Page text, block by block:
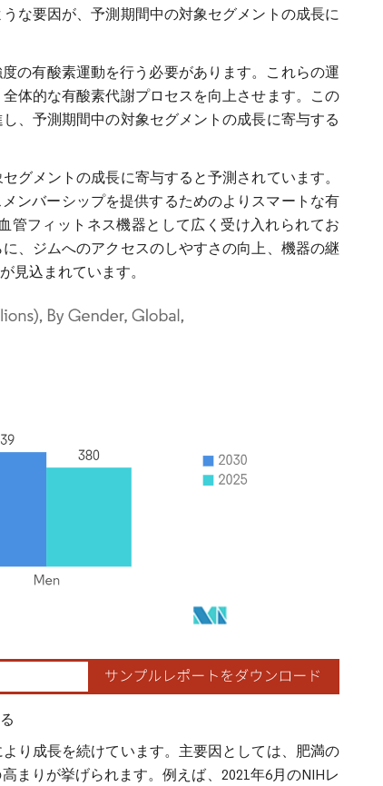
な要因が、予測期間中の対象セグメントの成長に
の有酸素運動を行う必要があります。これらの運
体的な有酸素代謝プロセスを向上させます。この
、予測期間中の対象セグメントの成長に寄与する
グメントの成長に寄与すると予測されています。
ンバーシップを提供するためのよりスマートな有
管フィットネス機器として広く受け入れられてお
、ジムへのアクセスのしやすさの向上、機器の継
見込まれています。
り成長を続けています。主要因としては、肥満の
まりが挙げられます。例えば、2021年6月のNIHレ